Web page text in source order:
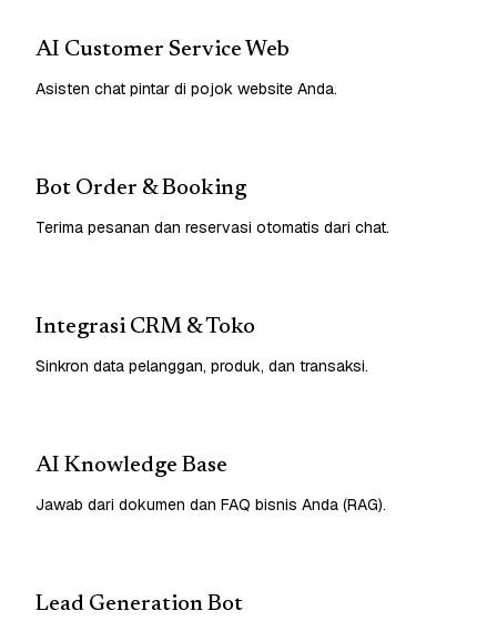
AI Customer Service Web
Asisten chat pintar di pojok website Anda.
Bot Order & Booking
Terima pesanan dan reservasi otomatis dari chat.
Integrasi CRM & Toko
Sinkron data pelanggan, produk, dan transaksi.
AI Knowledge Base
Jawab dari dokumen dan FAQ bisnis Anda (RAG).
Lead Generation Bot